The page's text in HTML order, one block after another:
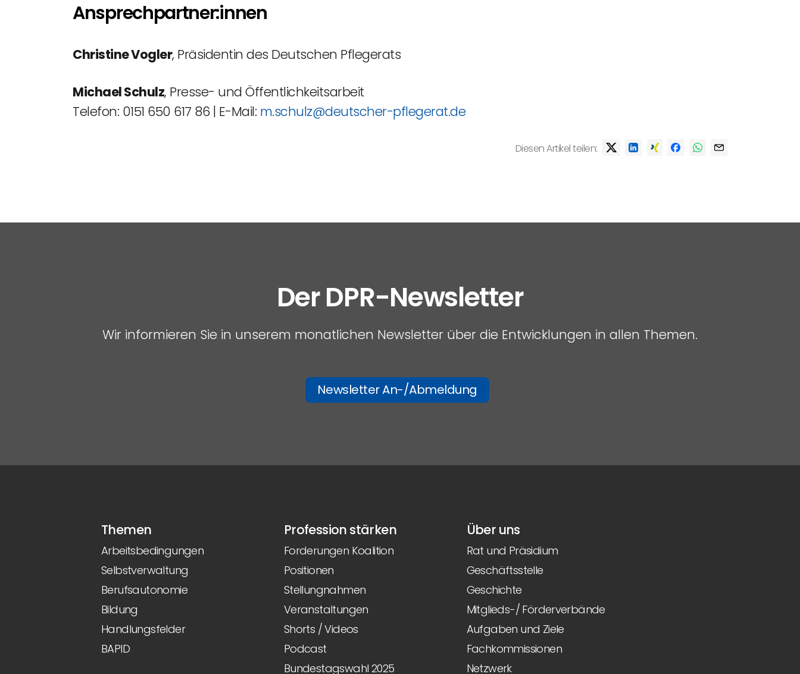
Ansprechpartner:innen
Christine Vogler, Präsidentin des Deutschen Pflegerats
Michael Schulz, Presse- und Öffentlichkeitsarbeit
Telefon: 0151 650 617 86 | E-Mail: m.schulz@deutscher-pflegerat.de
Diesen Artikel teilen:
Der DPR-Newsletter
Wir informieren Sie in unserem monatlichen Newsletter über die Entwicklungen in allen Themen.
Newsletter An-/Abmeldung
Themen
Arbeitsbedingungen
Selbstverwaltung
Berufsautonomie
Bildung
Handlungsfelder
BAPID
Profession stärken
Forderungen Koalition
Positionen
Stellungnahmen
Veranstaltungen
Shorts / Videos
Podcast
Bundestagswahl 2025
Über uns
Rat und Präsidium
Geschäftsstelle
Geschichte
Mitglieds-/ Förderverbände
Aufgaben und Ziele
Fachkommissionen
Netzwerk